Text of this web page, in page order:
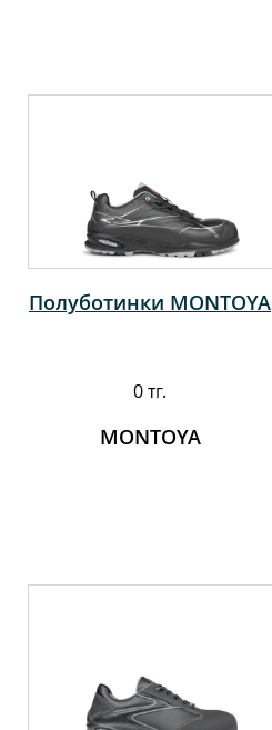
Полуботинки MONTOYA
0 тг.
MONTOYA